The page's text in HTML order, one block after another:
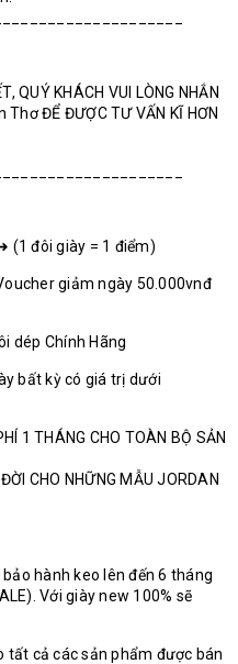
QUÝ KHÁCH VUI LÒNG NHẮN
Thơ ĐỂ ĐƯỢC TƯ VẤN KĨ HƠN
(1 đôi giày = 1 điểm)
giảm ngày 50.000vnđ
dép Chính Hãng
bất kỳ có giá trị dưới
1 THÁNG CHO TOÀN BỘ SẢN
CHO NHỮNG MẪU JORDAN
hành keo lên đến 6 tháng
Với giày new 100% sẽ
tất cả các sản phẩm được bán